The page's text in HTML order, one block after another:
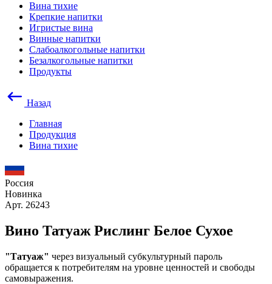
Вина тихие
Крепкие напитки
Игристые вина
Винные напитки
Слабоалкогольные напитки
Безалкогольные напитки
Продукты
Назад
Главная
Продукция
Вина тихие
Россия
Новинка
Арт. 26243
Вино Татуаж Рислинг Белое Сухое
"Татуаж" через визуальный субкультурный пароль
обращается к потребителям на уровне ценностей и свободы
самовыражения.